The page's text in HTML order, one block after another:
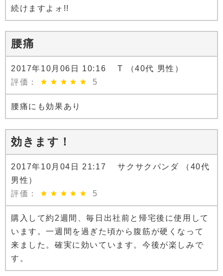
続けますよォ!!
腰痛
2017年10月06日 10:16 T （40代 男性）
評価：
5
腰痛にも効果あり
効きます！
2017年10月04日 21:17 サクサクパンダ （40代
男性）
評価：
5
購入して約2週間、毎日出社前と帰宅後に使用して
います。一週間を過ぎた頃から腹筋が硬くなって
来ました。確実に効いています。今後が楽しみで
す。